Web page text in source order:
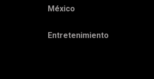
México
Entretenimiento